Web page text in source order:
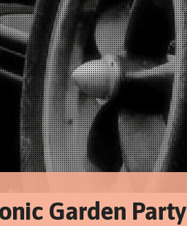
Garden Party